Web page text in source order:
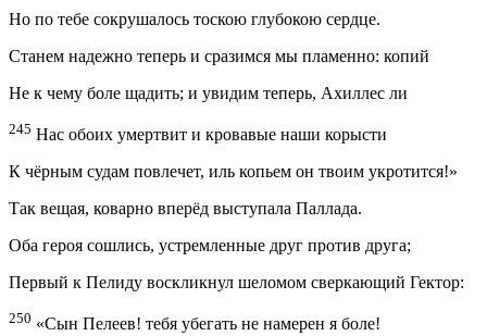
Но по тебе сокрушалось тоскою глубокою сердце.
Станем надежно теперь и сразимся мы пламенно: копий
Не к чему боле щадить; и увидим теперь, Ахиллес ли
245 Нас обоих умертвит и кровавые наши корысти
К чёрным судам повлечет, иль копьем он твоим укротится!»
Так вещая, коварно вперёд выступала Паллада.
Оба героя сошлись, устремленные друг против друга;
Первый к Пелиду воскликнул шеломом сверкающий Гектор:
250 «Сын Пелеев! тебя убегать не намерен я боле!